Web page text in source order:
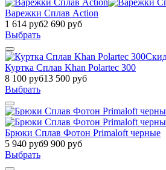
Варежки Сплав Action
1 614 руб2 690 руб
Выбрать
Куртка Сплав Khan Polartec 300
8 100 руб13 500 руб
Выбрать
Брюки Сплав Фотон Primaloft черные
5 940 руб9 900 руб
Выбрать